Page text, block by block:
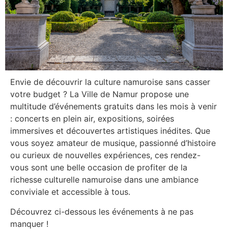
Envie de découvrir la culture namuroise sans casser
votre budget ? La Ville de Namur propose une
multitude d’événements gratuits dans les mois à venir
: concerts en plein air, expositions, soirées
immersives et découvertes artistiques inédites. Que
vous soyez amateur de musique, passionné d’histoire
ou curieux de nouvelles expériences, ces rendez-
vous sont une belle occasion de profiter de la
richesse culturelle namuroise dans une ambiance
conviviale et accessible à tous.
Découvrez ci-dessous les événements à ne pas
manquer !